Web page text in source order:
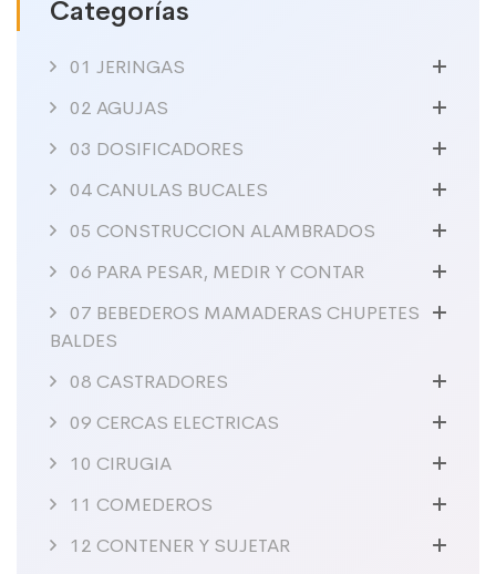
Categorías
01 JERINGAS
02 AGUJAS
03 DOSIFICADORES
04 CANULAS BUCALES
05 CONSTRUCCION ALAMBRADOS
06 PARA PESAR, MEDIR Y CONTAR
07 BEBEDEROS MAMADERAS CHUPETES
BALDES
08 CASTRADORES
09 CERCAS ELECTRICAS
10 CIRUGIA
11 COMEDEROS
12 CONTENER Y SUJETAR